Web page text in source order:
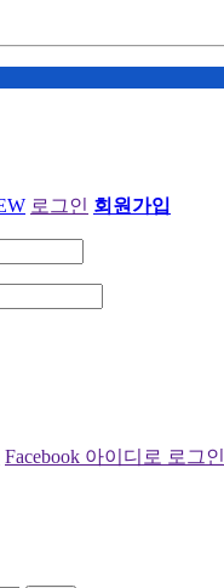
로그인 회원가입
Facebook 아이디로 로그인